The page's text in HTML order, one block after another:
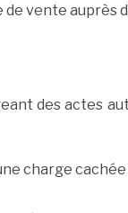
vente auprès
des actes
charge